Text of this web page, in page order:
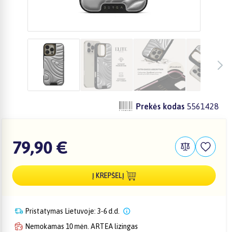
Prekės kodas 5561428
79,90 €
Į KREPŠELĮ
Pristatymas Lietuvoje: 3-6 d.d.
Nemokamas 10 mėn. ARTEA lizingas